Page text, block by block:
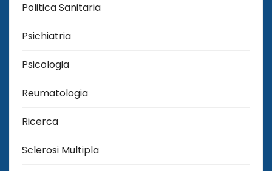
Politica Sanitaria
Psichiatria
Psicologia
Reumatologia
Ricerca
Sclerosi Multipla